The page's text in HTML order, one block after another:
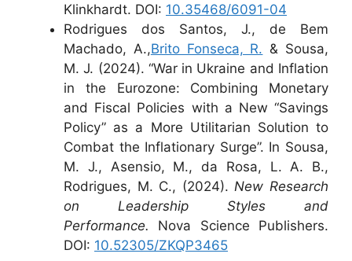
Klinkhardt. DOI: 10.35468/6091-04
Rodrigues dos Santos, J., de Bem
Machado, A.,Brito Fonseca, R. & Sousa,
M. J. (2024). “War in Ukraine and Inflation
in the Eurozone: Combining Monetary
and Fiscal Policies with a New “Savings
Policy” as a More Utilitarian Solution to
Combat the Inflationary Surge”. In Sousa,
M. J., Asensio, M., da Rosa, L. A. B.,
Rodrigues, M. C., (2024). New Research
on Leadership Styles and
Performance. Nova Science Publishers.
DOI: 10.52305/ZKQP3465